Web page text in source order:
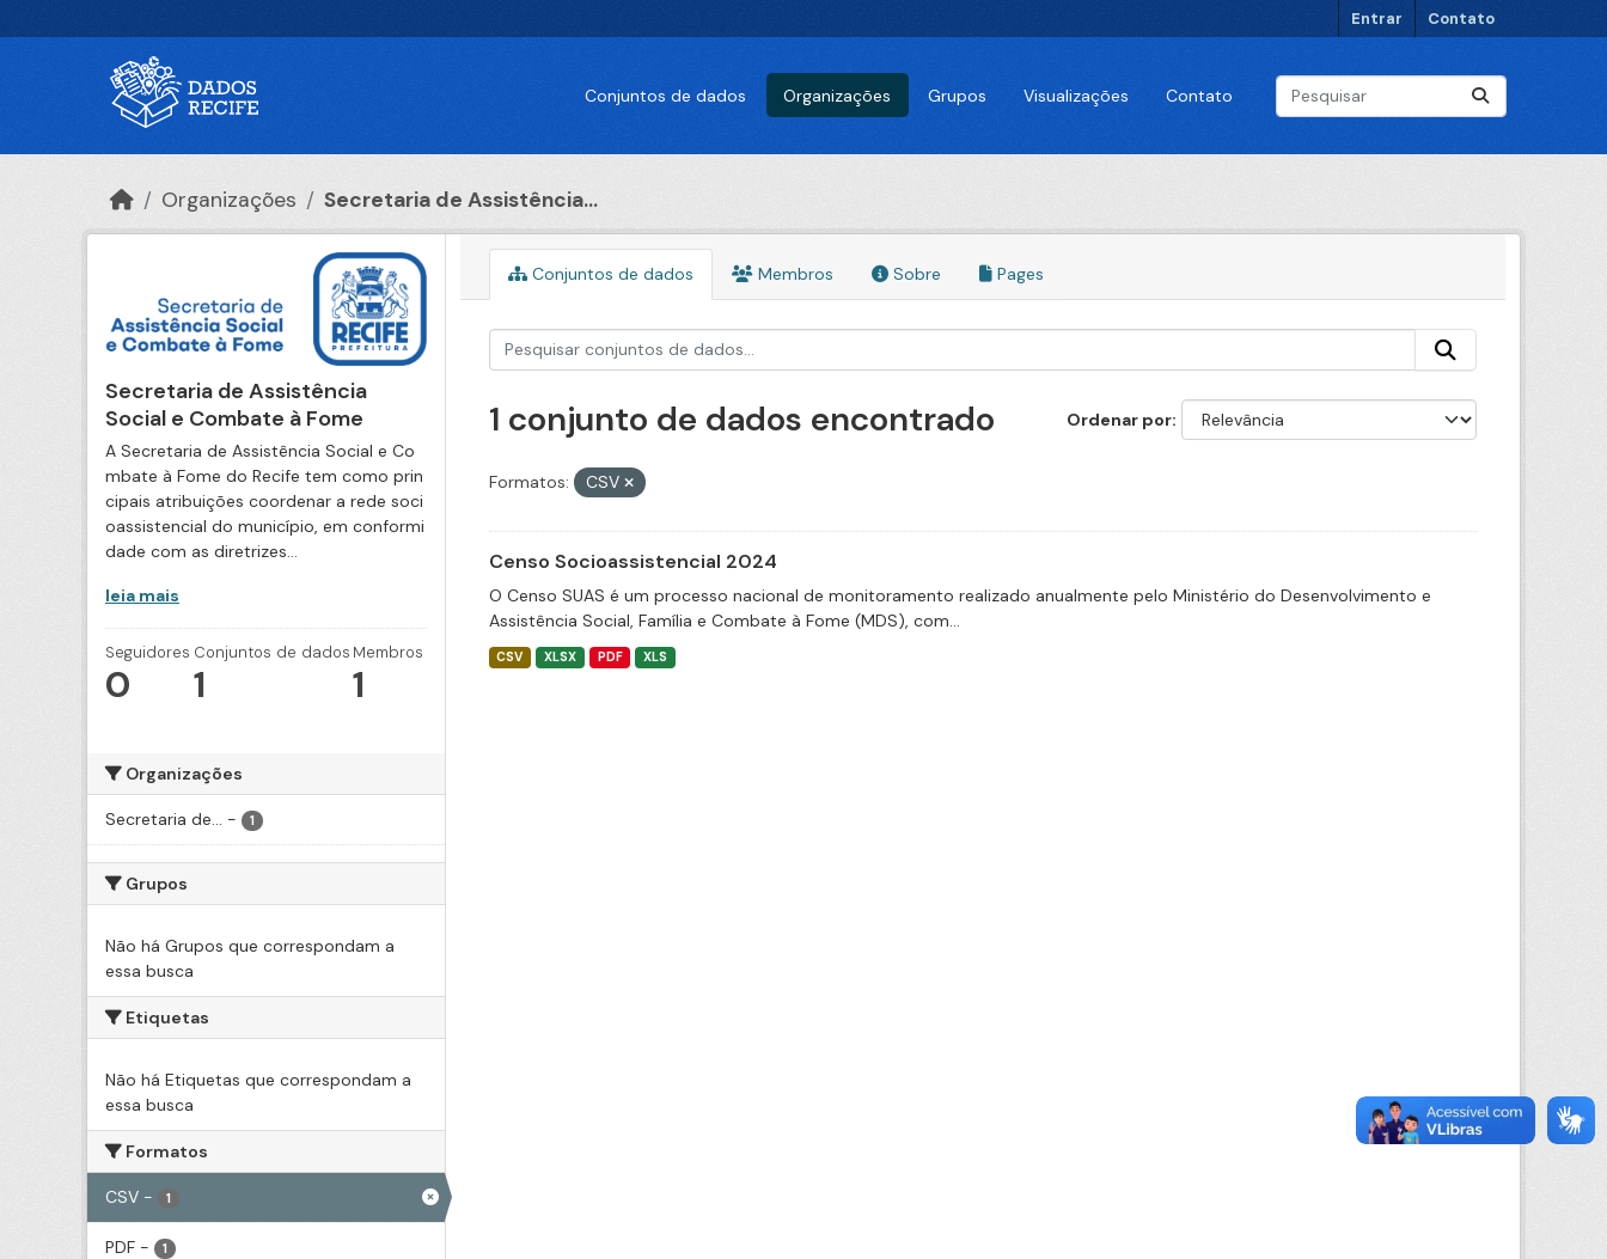
Entrar Contato
Conjuntos de dados Organizações Grupos Visualizações Contato
Organizações Secretaria de Assistência...
Secretaria de Assistência
Social e Combate à Fome
A Secretaria de Assistência Social e Co
mbate à Fome do Recife tem como prin
cipais atribuições coordenar a rede soci
oassistencial do município, em conformi
dade com as diretrizes...
leia mais
Seguidores
0
Conjuntos de dados
1
Membros
1
Organizações
Secretaria de... - 1
Grupos
Não há Grupos que correspondam a
essa busca
Etiquetas
Não há Etiquetas que correspondam a
essa busca
Formatos
CSV - 1
PDF - 1
Conjuntos de dados Membros Sobre Pages
Ordenar por
1 conjunto de dados encontrado
Formatos: CSV
Censo Socioassistencial 2024
O Censo SUAS é um processo nacional de monitoramento realizado anualmente pelo Ministério do Desenvolvimento e
Assistência Social, Família e Combate à Fome (MDS), com...
CSV XLSX PDF XLS